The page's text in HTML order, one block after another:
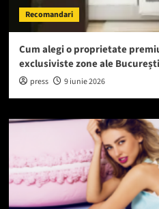
Recomandari
Cum alegi o proprietate
exclusiviste zone ale
press 9 iunie 2026